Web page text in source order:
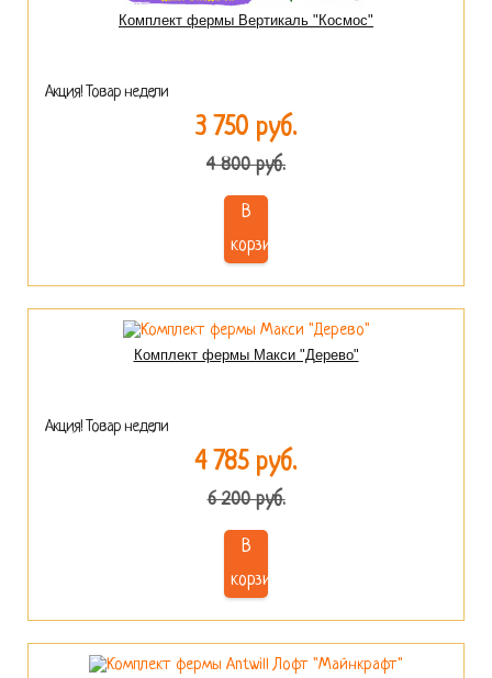
Комплект фермы Вертикаль "Космос"
Акция! Товар недели
3 750 руб.
4 800 руб.
В
корзину
Комплект фермы Макси "Дерево"
Акция! Товар недели
4 785 руб.
6 200 руб.
В
корзину